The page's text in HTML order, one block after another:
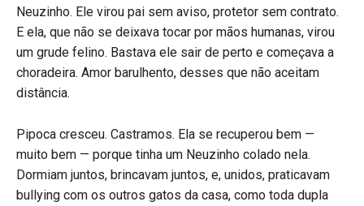
Neuzinho. Ele virou pai sem aviso, protetor sem contrato.
E ela, que não se deixava tocar por mãos humanas, virou
um grude felino. Bastava ele sair de perto e começava a
choradeira. Amor barulhento, desses que não aceitam
distância.
Pipoca cresceu. Castramos. Ela se recuperou bem —
muito bem — porque tinha um Neuzinho colado nela.
Dormiam juntos, brincavam juntos, e, unidos, praticavam
bullying com os outros gatos da casa, como toda dupla